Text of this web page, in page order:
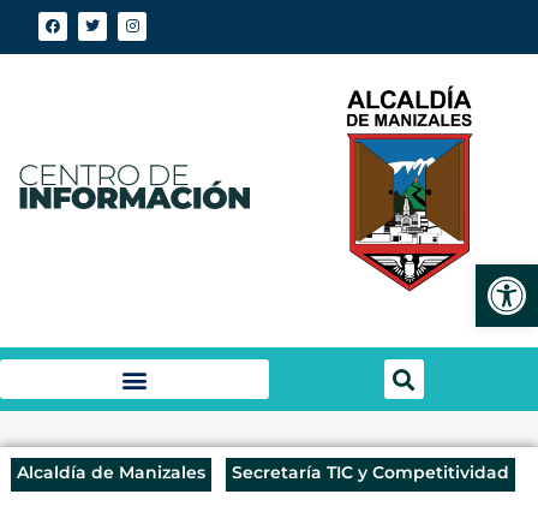
Alcaldía de Manizales Secretaría TIC y Competitividad